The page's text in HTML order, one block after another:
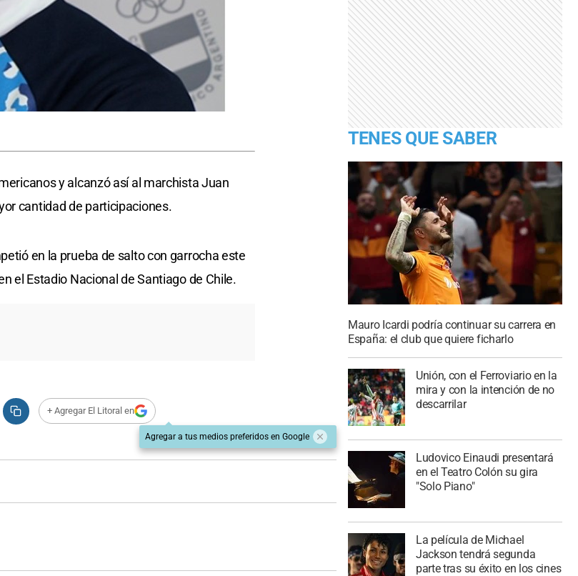
y alcanzó así al marchista Juan
cantidad de participaciones.
en la prueba de salto con garrocha este
el Estadio Nacional de Santiago de Chile.
+ Agregar El Litoral en
Agregar a tus medios preferidos en Google
TENES QUE SABER
Mauro Icardi podría continuar su carrera en
España: el club que quiere ficharlo
Unión, con el Ferroviario en la
mira y con la intención de no
descarrilar
Ludovico Einaudi presentará
en el Teatro Colón su gira
"Solo Piano"
La película de Michael
Jackson tendrá segunda
parte tras su éxito en los cines